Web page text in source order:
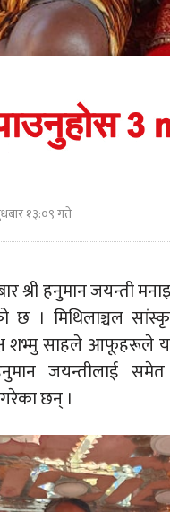
१३:०९ गते
श्री हनुमान जयन्ती
छ । मिथिलाञ्चल
शभ्मु साहले आफूहरूले
जयन्तीलाई
छन् ।